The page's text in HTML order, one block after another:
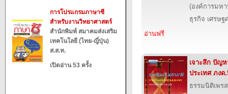
การโปรแกรมภาษาซี
สำหรับงานวิทยาศาสตร์
สำนักพิมพ์ สมาคมส่งเสริม
เทคโนโลยี (ไทย-ญี่ปุ่น)
ส.ส.ท.
เปิดอ่าน 53 ครั้ง
(องค์การมห
ธุรกิจ เศรษฐ
อ่านฟรี
เจาะลึก ปัญห
ประเทศ ภงด
ธรรมนิติเพรส